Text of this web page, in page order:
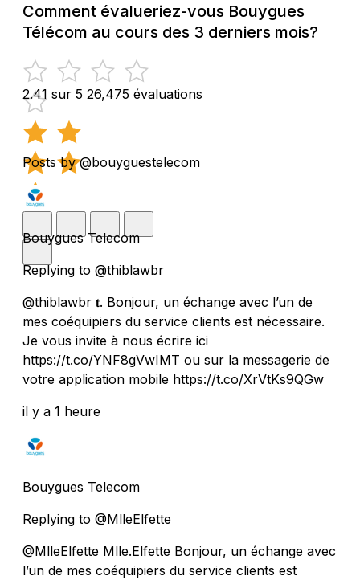
Comment évalueriez-vous Bouygues
Télécom au cours des 3 derniers mois?
2.41 sur 5 26,475 évaluations
Posts by @bouyguestelecom
Bouygues Telecom
Replying to @thiblawbr
@thiblawbr 𝐭. Bonjour, un échange avec l’un de
mes coéquipiers du service clients est nécessaire.
Je vous invite à nous écrire ici
https://t.co/YNF8gVwIMT ou sur la messagerie de
votre application mobile https://t.co/XrVtKs9QGw
il y a 1 heure
Bouygues Telecom
Replying to @MlleElfette
@MlleElfette Mlle.Elfette Bonjour, un échange avec
l’un de mes coéquipiers du service clients est